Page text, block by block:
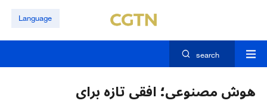
Language
search
هوش مصنوعی؛ افقی تازه برای